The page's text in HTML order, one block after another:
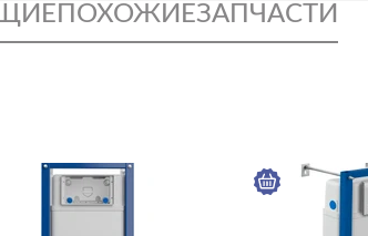
ПОХОЖИЕЗАПЧАСТИ